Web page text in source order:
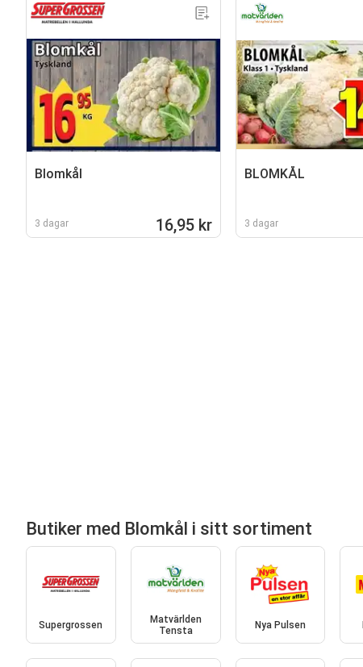
Blomkål
3 dagar 16,95 kr
BLOMKÅL
3 dagar
Butiker med Blomkål i sitt sortiment
Supergrossen
Matvärlden
Tensta
Nya Pulsen